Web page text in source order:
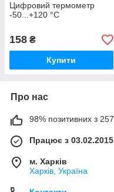
Цифровий термометр
-50...+120 °С
158 ₴
Купити
Про нас
98% позитивних з 257
Працює з 03.02.2015
м. Харків
Харків, Україна